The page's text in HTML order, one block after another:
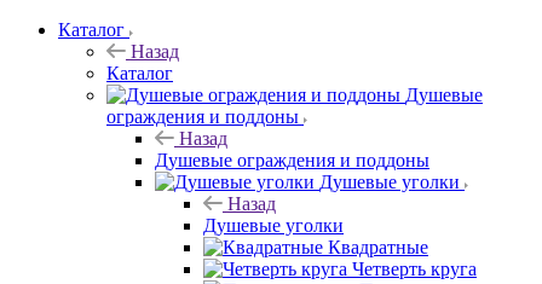
Каталог
Назад
Каталог
Душевые
ограждения и поддоны
Назад
Душевые ограждения и поддоны
Душевые уголки
Назад
Душевые уголки
Квадратные
Четверть круга